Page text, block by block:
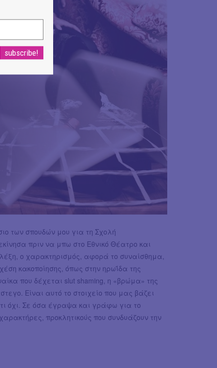
των σπουδών μου για τη Σχολή
πριν να μπω στο Εθνικό Θέατρο και
ο χαρακτηρισμός, αφορά το συναίσθημα,
κακοποίησης, όπως στην ηρωΐδα της
που δέχεται slut shaming, η «βρώμα» της
Είναι αυτό το στοιχείο που μας βάζει
τι όχι. Σε όσα έγραψα και γράφω για το
προκλητικούς που συνδυάζουν την